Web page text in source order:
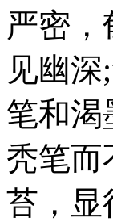
严密
见幽
笔和渴
秃笔而
苔，显